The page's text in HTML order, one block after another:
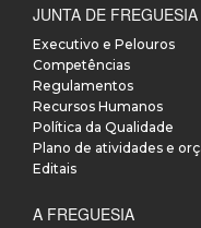
JUNTA DE FREGUESIA
Executivo e Pelouros
Competências
Regulamentos
Recursos Humanos
Política da Qualidade
Plano de atividades e
Editais
A FREGUESIA